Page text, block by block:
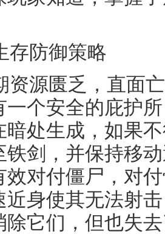
存防御策略
资源匮乏，直面
一个安全的庇护
暗处生成，如果
铁剑，并保持移
效对付僵尸，对
近身使其无法射
除它们，但也失